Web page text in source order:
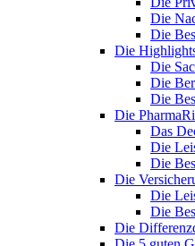
Die
Die
Die
Die
Die
Die
Die
Das
Die
Die
Die
Die
Die
Die